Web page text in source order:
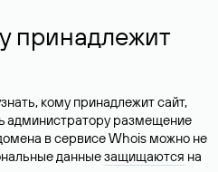
принадлежит
кому принадлежит сайт,
администратору размещение
в сервисе Whois можно не
данныезащищаются на